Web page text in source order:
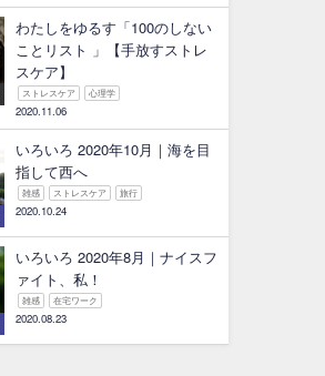
わたしをゆるす「100のしない
ことリスト 」【手放すストレ
スケア】
ストレスケア 心理学
2020.11.06
いろいろ 2020年10月｜海を目
指して西へ
雑感 ストレスケア 旅行
2020.10.24
いろいろ 2020年8月｜ナイスフ
ァイト、私！
雑感 在宅ワーク
2020.08.23